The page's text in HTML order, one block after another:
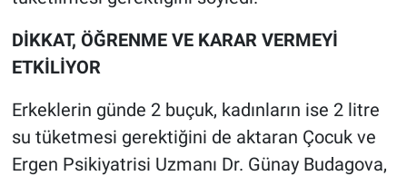
DİKKAT, ÖĞRENME VE KARAR VERMEYİ
ETKİLİYOR
Erkeklerin günde 2 buçuk, kadınların ise 2 litre
su tüketmesi gerektiğini de aktaran Çocuk ve
Ergen Psikiyatrisi Uzmanı Dr. Günay Budagova,